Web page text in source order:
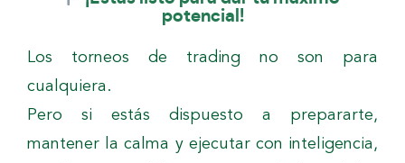
potencial!
Los torneos de trading no son para
cualquiera.
Pero si estás dispuesto a prepararte,
mantener la calma y ejecutar con inteligencia,